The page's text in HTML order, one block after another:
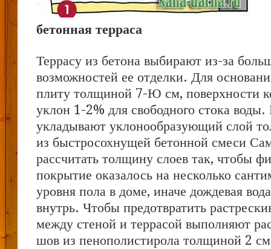
бетонная терраса
Террасу из бетона выбирают из-за
возможностей ее отделки. Для
плиту толщиной 7-Ю см, поверхности
уклон 1-2% для свободного стока
укладывают уклонообразующий слой
из быстросохнущей бетонной смеси
рассчитать толщину слоев так, чтобы
покрытие оказалось на несколько
уровня пола в доме, иначе дождевая
внутрь. Чтобы предотвратить
между стеной и террасой выполняют
шов из пенополистирола толщиной 2